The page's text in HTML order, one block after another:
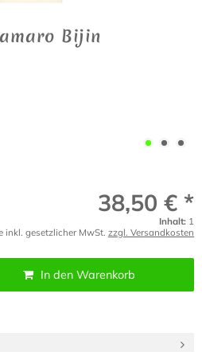
Bijin
38,50 € *
Inhalt: 1
inkl. gesetzlicher MwSt. zzgl. Versandkosten
In den Warenkorb